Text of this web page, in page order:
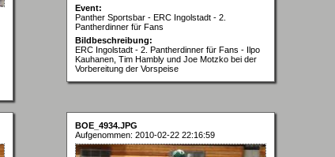
Event:
Panther Sportsbar - ERC Ingolstadt - 2.
Pantherdinner für Fans
Bildbeschreibung:
ERC Ingolstadt - 2. Pantherdinner für Fans - Ilpo
Kauhanen, Tim Hambly und Joe Motzko bei der
Vorbereitung der Vorspeise
BOE_4934.JPG
Aufgenommen: 2010-02-22 22:16:59